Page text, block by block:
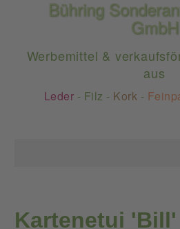
Bühring
GmbH
Werbemittel &
aus
Leder - Filz - Kork -
Kartenetui 'Bill'